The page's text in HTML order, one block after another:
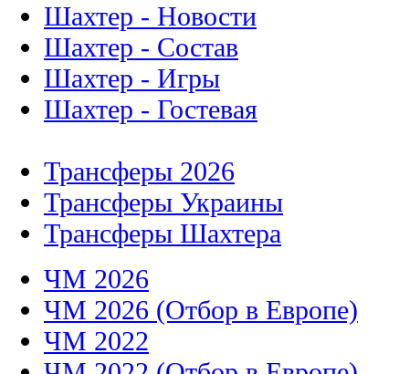
Шахтер - Новости
Шахтер - Состав
Шахтер - Игры
Шахтер - Гостевая
Трансферы 2026
Трансферы Украины
Трансферы Шахтера
ЧМ 2026
ЧМ 2026 (Отбор в Европе)
ЧМ 2022